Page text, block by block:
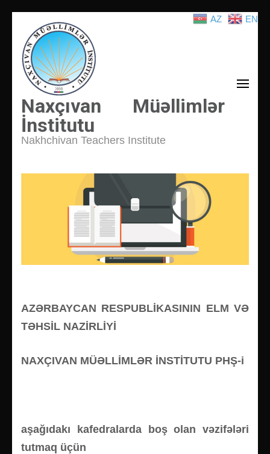
atla
(Enter
tuşuna
basın)
Naxçıvan Müəllimlər
İnstitutu
Nakhchivan Teachers Institute
AZƏRBAYCAN RESPUBLİKASININ ELM VƏ
TƏHSİL NAZİRLİYİ
NAXÇIVAN MÜƏLLİMLƏR İNSTİTUTU PHŞ-i
aşağıdakı kafedralarda boş olan vəzifələri
tutmaq üçün
AZ EN